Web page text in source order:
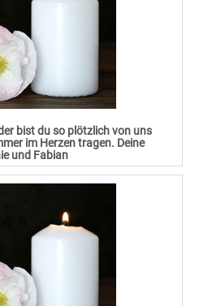
bist du so plötzlich von uns
im Herzen tragen. Deine
und Fabian